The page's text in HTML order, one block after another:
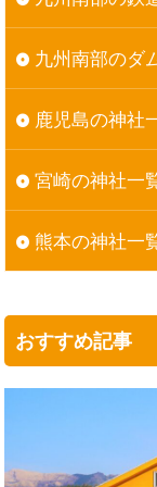
九州南部の
鹿児島の神社
宮崎の神社一
熊本の神社一
おすすめ記事